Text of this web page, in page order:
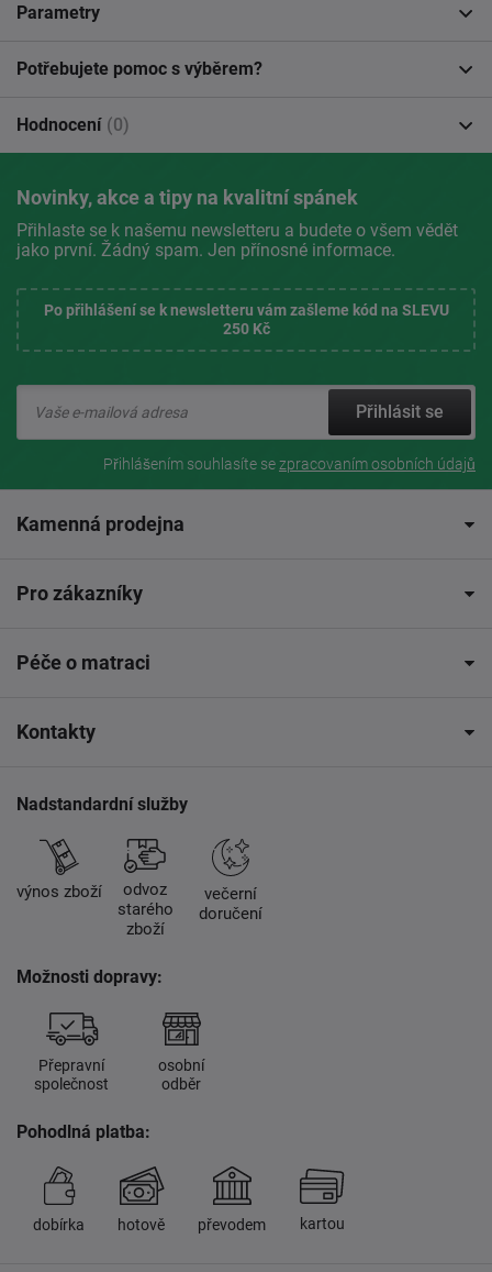
Parametry
Potřebujete pomoc s výběrem?
Hodnocení (0)
Novinky, akce a tipy na kvalitní spánek
Přihlaste se k našemu newsletteru a budete o všem vědět
jako první. Žádný spam. Jen přínosné informace.
Po přihlášení se k newsletteru vám zašleme kód na SLEVU
250 Kč
Přihlásit se
Přihlášením souhlasíte sezpracovaním osobních údajů
Kamenná prodejna
Pro zákazníky
Péče o matraci
Kontakty
Nadstandardní služby
výnos zboží
odvoz
starého
zboží
večerní
doručení
Možnosti dopravy:
Přepravní
společnost
osobní
odběr
Pohodlná platba:
dobírka hotově převodem kartou